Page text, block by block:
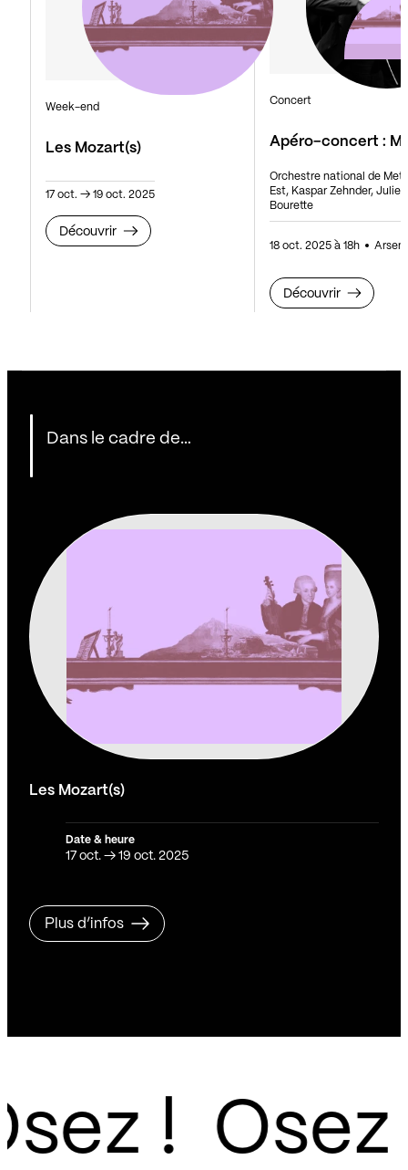
Les Mozart(s)
Week-end
17 oct. →19 oct. 2025
Découvrir
Apéro-concert :
Concert
Orchestre national de
Est, Kaspar Zehnder,
Bourette
18 oct. 2025 à 18h
Découvrir
Dans le cadre de…
Les Mozart(s)
Date & heure
17 oct. → 19 oct. 2025
Plus d’infos
!